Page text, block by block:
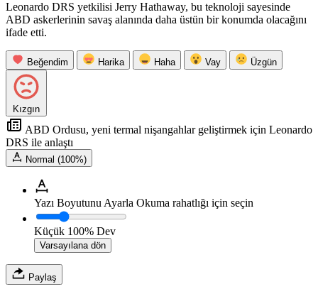
Leonardo DRS yetkilisi Jerry Hathaway, bu teknoloji sayesinde
ABD askerlerinin savaş alanında daha üstün bir konumda olacağını
ifade etti.
Beğendim Harika Haha Vay Üzgün
Kızgın
ABD Ordusu, yeni termal nişangahlar geliştirmek için Leonardo
DRS ile anlaştı
Normal (100%)
Yazı Boyutunu Ayarla Okuma rahatlığı için seçin
Küçük 100% Dev
Varsayılana dön
Paylaş